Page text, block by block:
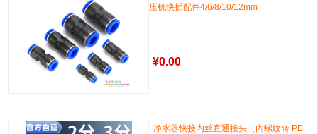
压机快插配件4/6/8/10/12mm
¥0.00
净水器快接内丝直通接头（内螺纹转 PE